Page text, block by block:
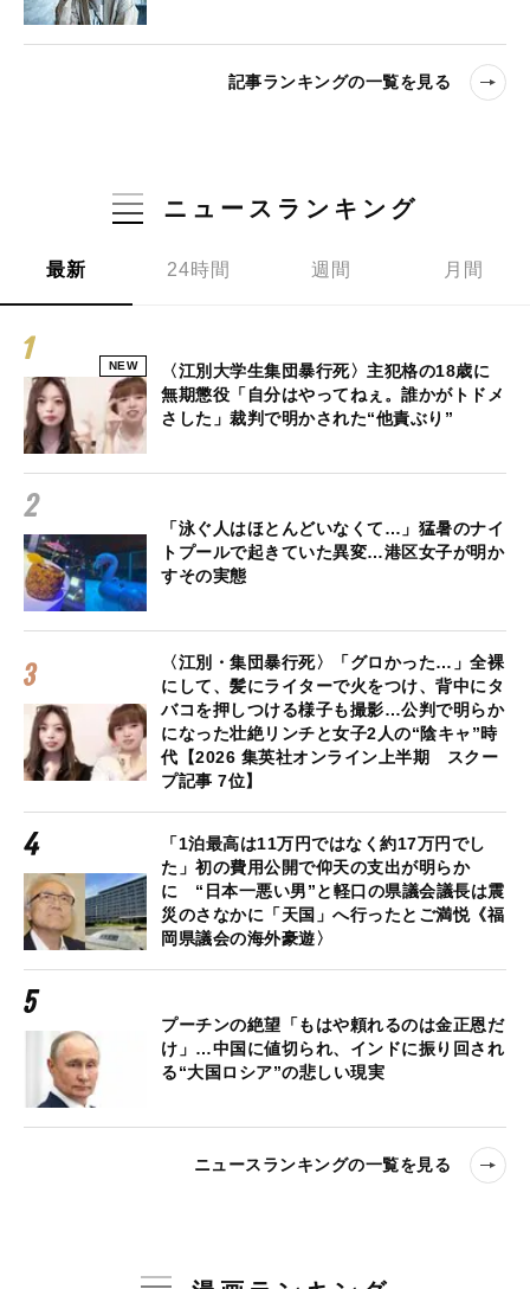
記事ランキングの一覧を見る
ニュースランキング
最新 24時間 週間 月間
NEW
〈江別大学生集団暴行死〉主犯格の18歳に
無期懲役「自分はやってねぇ。誰かがトドメ
さした」裁判で明かされた“他責ぶり”
「泳ぐ人はほとんどいなくて…」猛暑のナイ
トプールで起きていた異変…港区女子が明か
すその実態
〈江別・集団暴行死〉「グロかった…」全裸
にして、髪にライターで火をつけ、背中にタ
バコを押しつける様子も撮影…公判で明らか
になった壮絶リンチと女子2人の“陰キャ”時
代【2026 集英社オンライン上半期 スクー
プ記事 7位】
「1泊最高は11万円ではなく約17万円でし
た」初の費用公開で仰天の支出が明らか
に “日本一悪い男”と軽口の県議会議長は震
災のさなかに「天国」へ行ったとご満悦《福
岡県議会の海外豪遊〉
プーチンの絶望「もはや頼れるのは金正恩だ
け」…中国に値切られ、インドに振り回され
る“大国ロシア”の悲しい現実
ニュースランキングの一覧を見る